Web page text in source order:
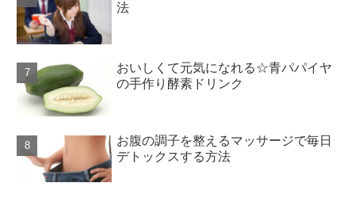
法
おいしくて元気になれる☆青パパイヤ
の手作り酵素ドリンク
お腹の調子を整えるマッサージで毎日
デトックスする方法